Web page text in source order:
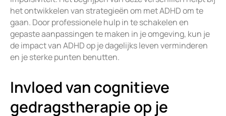
het ontwikkelen van strategieën om met ADHD om te
gaan. Door professionele hulp in te schakelen en
gepaste aanpassingen te maken in je omgeving, kun je
de impact van ADHD op je dagelijks leven verminderen
en je sterke punten benutten.
Invloed van cognitieve
gedragstherapie op je